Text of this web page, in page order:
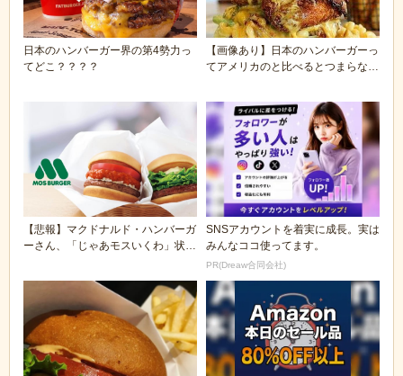
日本のハンバーガー界の第4勢力っ
てどこ？？？？
【画像あり】日本のハンバーガーっ
てアメリカのと比べるとつまらなす
【悲報】マクドナルド・ハンバーガ
ーさん、「じゃあモスいくわ」状態
SNSアカウントを着実に成長。実は
みんなココ使ってます。
PR(Dreaw合同会社)